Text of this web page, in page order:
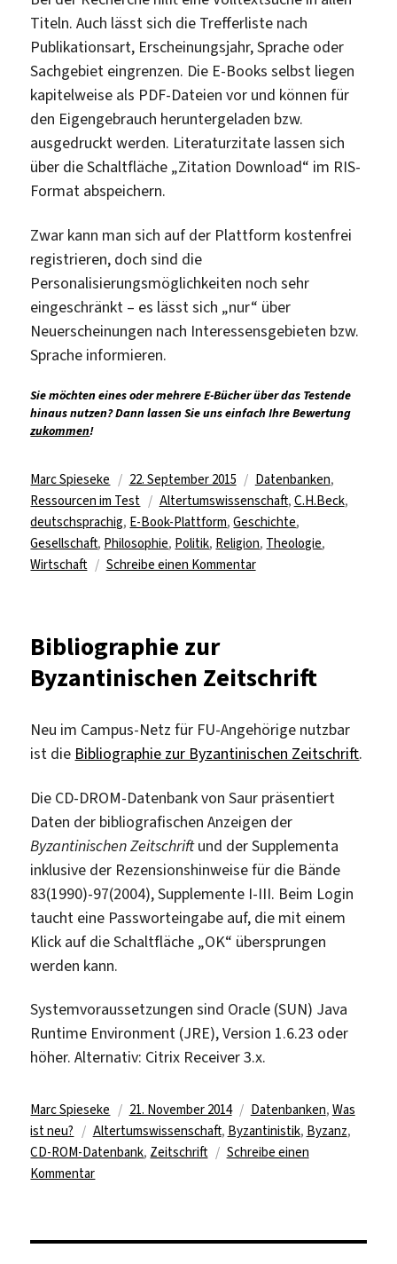
Titeln. Auch lässt sich die Trefferliste nach
Publikationsart, Erscheinungsjahr, Sprache oder
Sachgebiet eingrenzen. Die E-Books selbst liegen
kapitelweise als PDF-Dateien vor und können für
den Eigengebrauch heruntergeladen bzw.
ausgedruckt werden. Literaturzitate lassen sich
über die Schaltfläche „Zitation Download“ im RIS-
Format abspeichern.
Zwar kann man sich auf der Plattform kostenfrei
registrieren, doch sind die
Personalisierungsmöglichkeiten noch sehr
eingeschränkt – es lässt sich „nur“ über
Neuerscheinungen nach Interessensgebieten bzw.
Sprache informieren.
Sie möchten eines oder mehrere E-Bücher über das Testende
hinaus nutzen? Dann lassen Sie uns einfach Ihre Bewertung
zukommen!
Autor
Marc Spieseke
Veröffentlicht
am
22. September 2015 Kategorien
Datenbanken,
Ressourcen im Test
Schlagwörter
Altertumswissenschaft, C.H.Beck,
deutschsprachig, E-Book-Plattform,Geschichte,
Gesellschaft, Philosophie, Politik, Religion, Theologie,
Wirtschaft
Schreibe einen Kommentarzu
von
C.H.Beck
Test
Bibliographie zur
Byzantinischen Zeitschrift
Neu im Campus-Netz für FU-Angehörige nutzbar
ist die Bibliographie zur Byzantinischen Zeitschrift.
Die CD-DROM-Datenbank von Saur präsentiert
Daten der bibliografischen Anzeigen der
Byzantinischen Zeitschriftund der Supplementa
inklusive der Rezensionshinweise für die Bände
83(1990)-97(2004), Supplemente I-III. Beim Login
taucht eine Passworteingabe auf, die mit einem
Klick auf die Schaltfläche „OK“ übersprungen
werden kann.
Systemvoraussetzungen sind Oracle (SUN) Java
Runtime Environment (JRE), Version 1.6.23 oder
höher. Alternativ: Citrix Receiver 3.x.
Autor
Marc Spieseke
Veröffentlicht
am
21. November 2014 Kategorien
Datenbanken, Was
ist neu?
Schlagwörter
Altertumswissenschaft, Byzantinistik, Byzanz,
CD-ROM-Datenbank, Zeitschrift
Schreibe einen
Kommentarzu
Byzantinischen